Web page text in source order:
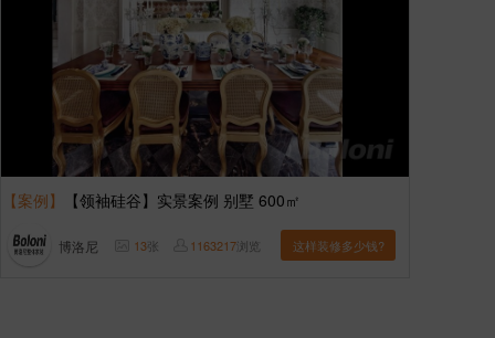
【案例】 【领袖硅谷】实景案例 别墅 600㎡
博洛尼 13张 1163217浏览 这样装修多少钱?